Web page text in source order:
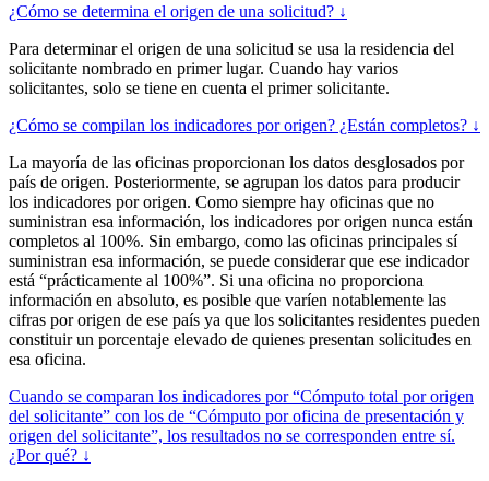
¿Cómo se determina el origen de una solicitud? ↓
Para determinar el origen de una solicitud se usa la residencia del
solicitante nombrado en primer lugar. Cuando hay varios
solicitantes, solo se tiene en cuenta el primer solicitante.
¿Cómo se compilan los indicadores por origen? ¿Están completos? ↓
La mayoría de las oficinas proporcionan los datos desglosados por
país de origen. Posteriormente, se agrupan los datos para producir
los indicadores por origen. Como siempre hay oficinas que no
suministran esa información, los indicadores por origen nunca están
completos al 100%. Sin embargo, como las oficinas principales sí
suministran esa información, se puede considerar que ese indicador
está “prácticamente al 100%”. Si una oficina no proporciona
información en absoluto, es posible que varíen notablemente las
cifras por origen de ese país ya que los solicitantes residentes pueden
constituir un porcentaje elevado de quienes presentan solicitudes en
esa oficina.
Cuando se comparan los indicadores por “Cómputo total por origen
del solicitante” con los de “Cómputo por oficina de presentación y
origen del solicitante”, los resultados no se corresponden entre sí.
¿Por qué? ↓